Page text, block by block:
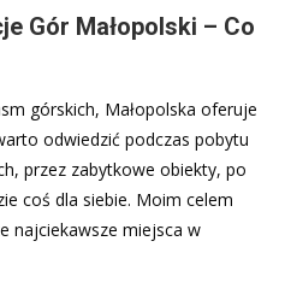
Gór Małopolski – Co
górskich, Małopolska oferuje
odwiedzić podczas pobytu
przez zabytkowe obiekty, po
coś dla siebie. Moim celem
najciekawsze miejsca w